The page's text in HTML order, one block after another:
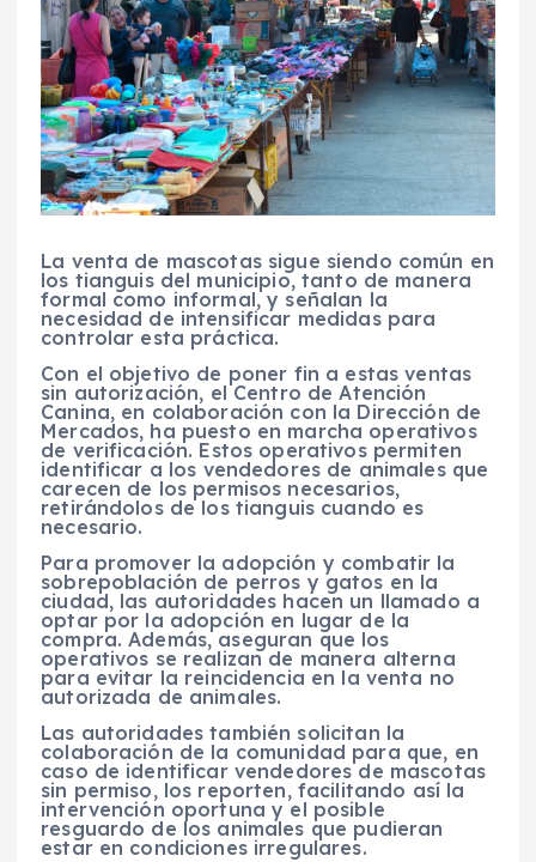
La venta de mascotas sigue siendo común en
los tianguis del municipio, tanto de manera
formal como informal, y señalan la
necesidad de intensificar medidas para
controlar esta práctica.
Con el objetivo de poner fin a estas ventas
sin autorización, el Centro de Atención
Canina, en colaboración con la Dirección de
Mercados, ha puesto en marcha operativos
de verificación. Estos operativos permiten
identificar a los vendedores de animales que
carecen de los permisos necesarios,
retirándolos de los tianguis cuando es
necesario.
Para promover la adopción y combatir la
sobrepoblación de perros y gatos en la
ciudad, las autoridades hacen un llamado a
optar por la adopción en lugar de la
compra. Además, aseguran que los
operativos se realizan de manera alterna
para evitar la reincidencia en la venta no
autorizada de animales.
Las autoridades también solicitan la
colaboración de la comunidad para que, en
caso de identificar vendedores de mascotas
sin permiso, los reporten, facilitando así la
intervención oportuna y el posible
resguardo de los animales que pudieran
estar en condiciones irregulares.